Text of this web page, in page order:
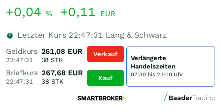
+0,04 % +0,11 EUR
Letzter Kurs 22:47:31 Lang & Schwarz
Geldkurs
22:47:31
261,08 EUR
38 STK
Briefkurs
22:47:31
267,68 EUR
38 STK
Verkauf
Kauf
Verlängerte
Handelszeiten
07:30 bis 23:00 Uhr